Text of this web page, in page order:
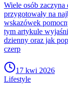
Wiele osób
przygotowały na
wskazówek
tym artykule
dzienny oraz jak
czerp
17 kwi 2026
Lifestyle